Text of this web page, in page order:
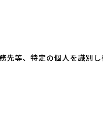
等、特定の個人を識別し